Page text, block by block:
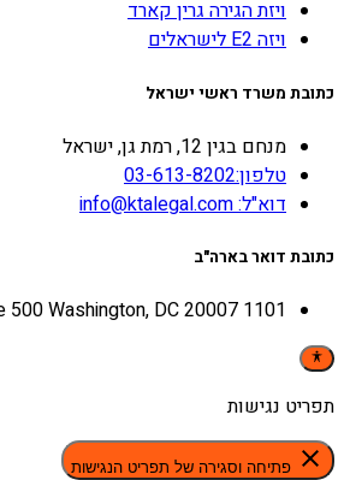
ויזת הגירה גרין קארד
ויזה E2 לישראלים
כתובת משרד ראשי ישראל
מנחם בגין 12, רמת גן, ישראל
טלפון:03-613-8202
דוא"ל: info@ktalegal.com
כתובת דואר בארה"ב
1101 30th Street NW Suite 500 Washington, DC 20007
תפריט נגישות
close פתיחה וסגירה של תפריט הנגישות